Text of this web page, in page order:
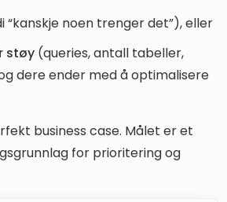
“kanskje noen trenger det”), eller
støy (queries, antall tabeller,
dere ender med å optimalisere
business case. Målet er et
for prioritering og